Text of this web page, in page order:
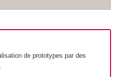
de prototypes par des